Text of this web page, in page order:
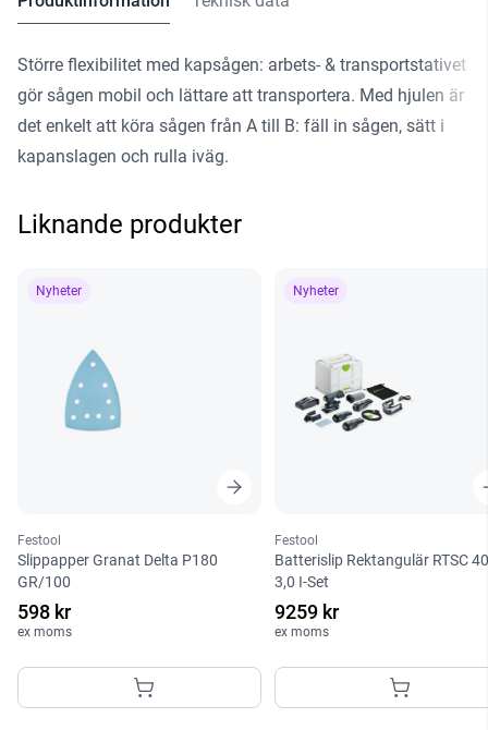
Större flexibilitet med kapsågen: arbets- & transportstativet
gör sågen mobil och lättare att transportera. Med hjulen är
det enkelt att köra sågen från A till B: fäll in sågen, sätt i
kapanslagen och rulla iväg.
Liknande produkter
Nyheter
Festool
Slippapper Granat Delta P180
GR/100
598 kr
ex moms
Nyheter
Festool
Batterislip Rektangulär RTSC
3,0 I-Set
9259 kr
ex moms